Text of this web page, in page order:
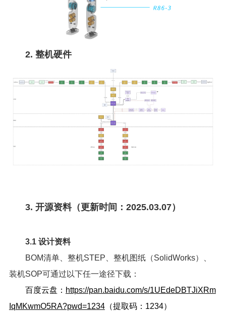
2. 整机硬件
3. 开源资料（更新时间：2025.03.07）
3.1 设计资料
BOM清单、整机STEP、整机图纸（SolidWorks）、
装机SOP可通过以下任一途径下载：
百度云盘： https://pan.baidu.com/s/1UEdeDBTJiXRm
IqMKwmO5RA?pwd=1234（提取码：1234）